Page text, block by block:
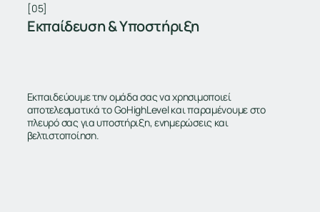
[05]
Εκπαίδευση & Υποστήριξη
Εκπαιδεύουμε την ομάδα σας να χρησιμοποιεί
αποτελεσματικά το GoHighLevel και παραμένουμε στο
πλευρό σας για υποστήριξη, ενημερώσεις και
βελτιστοποίηση.